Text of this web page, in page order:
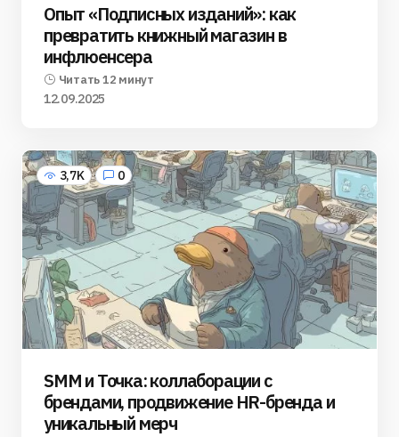
Опыт «Подписных изданий»: как
превратить книжный магазин в
инфлюенсера
Читать 12 минут
12.09.2025
3,7K 0
SMM и Точка: коллаборации с
брендами, продвижение HR-бренда и
уникальный мерч